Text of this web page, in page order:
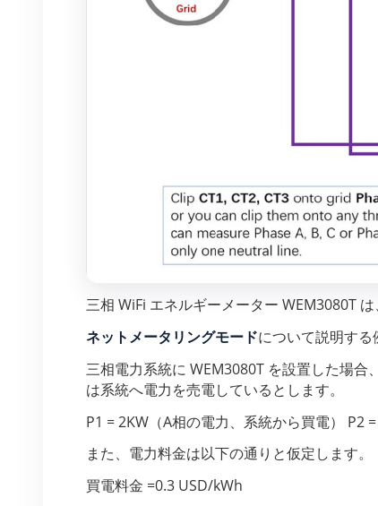
三相 WiFi エネルギーメーター WEM3080T
ネットメータリングモードについて説明する
三相電力系統に WEM3080T を設置した場
は系統へ電力を売電しているとします。
P1 = 2KW（A相の電力、系統から買電） P2
また、電力料金は以下の通りと仮定します。
買電料金 =0.3 USD/kWh